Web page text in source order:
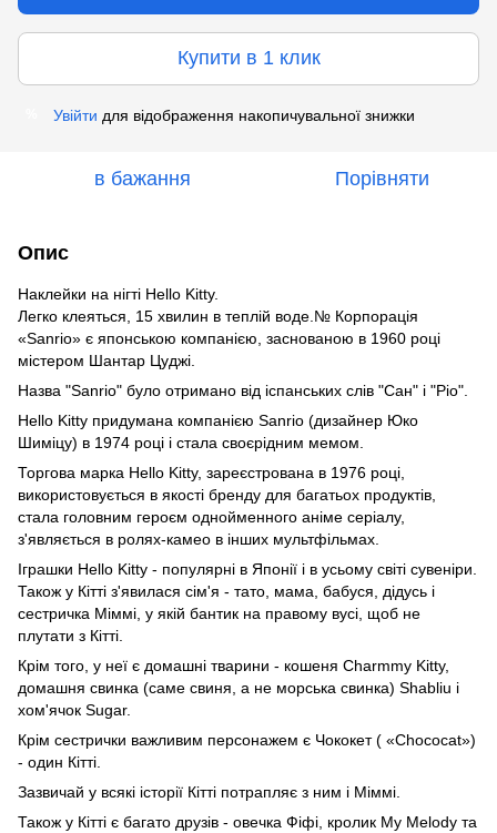
Купити в 1 клик
Увійти для відображення накопичувальної знижки
в бажання Порівняти
Опис
Наклейки на нігті Hello Kitty.
Легко клеяться, 15 хвилин в теплій воде.№ Корпорація
«Sanrio» є японською компанією, заснованою в 1960 році
містером Шантар Цуджі.
Назва "Sanrio" було отримано від іспанських слів "Сан" і "Ріо".
Hello Kitty придумана компанією Sanrio (дизайнер Юко
Шиміцу) в 1974 році і стала своєрідним мемом.
Торгова марка Hello Kitty, зареєстрована в 1976 році,
використовується в якості бренду для багатьох продуктів,
стала головним героєм однойменного аніме серіалу,
з'являється в ролях-камео в інших мультфільмах.
Іграшки Hello Kitty - популярні в Японії і в усьому світі сувеніри.
Також у Кітті з'явилася сім'я - тато, мама, бабуся, дідусь і
сестричка Міммі, у якій бантик на правому вусі, щоб не
плутати з Кітті.
Крім того, у неї є домашні тварини - кошеня Charmmy Kitty,
домашня свинка (саме свиня, а не морська свинка) Shabliu і
хом'ячок Sugar.
Крім сестрички важливим персонажем є Чококет ( «Chococat»)
- один Кітті.
Зазвичай у всякі історії Кітті потрапляє з ним і Міммі.
Також у Кітті є багато друзів - овечка Фіфі, кролик My Melody та